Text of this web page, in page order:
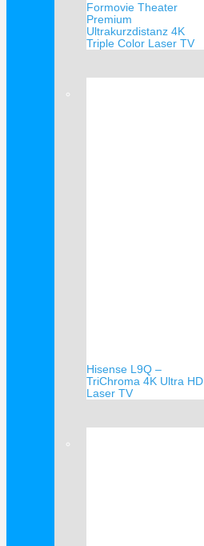
Formovie Theater
Premium
Ultrakurzdistanz 4K
Triple Color Laser TV
Hisense L9Q –
TriChroma 4K Ultra HD
Laser TV